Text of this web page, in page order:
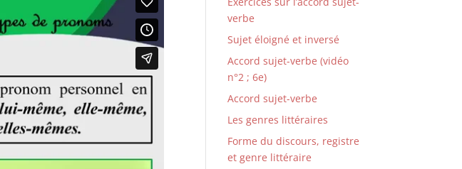
verbe
Sujet éloigné et inversé
Accord sujet-verbe (vidéo
n°2 ; 6e)
Accord sujet-verbe
Les genres littéraires
Forme du discours, registre
et genre littéraire